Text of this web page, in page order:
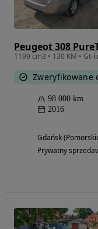
Zweryfikowane
98 000 km
2016
Gdańsk
Prywatny